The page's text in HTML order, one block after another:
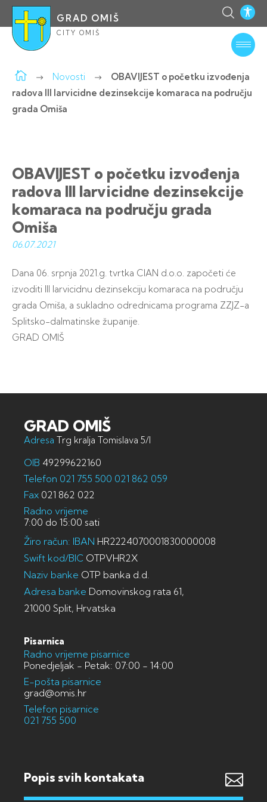
GRAD OMIŠ
CITY OMIŠ
Novosti
OBAVIJEST o početku izvođenja
radova III larvicidne dezinsekcije komaraca na području
grada Omiša
OBAVIJEST o početku izvođenja
radova III larvicidne dezinsekcije
komaraca na području grada
Omiša
06.07.2021
Dana 06. srpnja 2021.g. tvrtka CIAN d.o.o. započeti će
izvoditi III larvicidnu dezinsekciju komaraca na području
grada Omiša, a sukladno odrednicama programa ZZJZ-a
Splitsko-dalmatinske županije.
GRAD OMIŠ
GRAD OMIŠ
Adresa Trg kralja Tomislava 5/I
OIB 49299622160
Telefon 021 755 500 021 862 059
Fax 021 862 022
Radno vrijeme
7:00 do 15:00 sati
Žiro račun: IBAN HR2224070001830000008
Swift kod/BIC OTPVHR2X
Naziv banke OTP banka d.d.
Adresa banke Domovinskog rata 61,
21000 Split, Hrvatska
Pisarnica
Radno vrijeme pisarnice
Ponedjeljak - Petak: 07:00 - 14:00
E-pošta pisarnice
grad@omis.hr
Telefon pisarnice
021 755 500
Popis svih kontakata